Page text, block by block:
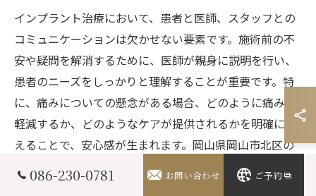
インプラント治療において、患者と医師、スタッフとの
コミュニケーションは欠かせない要素です。施術前の不
安や疑問を解消するために、医師が親身に説明を行い、
患者のニーズをしっかりと理解することが重要です。特
に、痛みについての懸念がある場合、どのように痛みを
軽減するか、どのようなケアが提供されるかを明確に伝
えることで、安心感が生まれます。岡山県岡山市北区の
クリニックでは、コミュニケーションを大切にすること
で、患者が安心してインプラント治療を受けられる環境
086-230-0781 お問い合わせ ご予約